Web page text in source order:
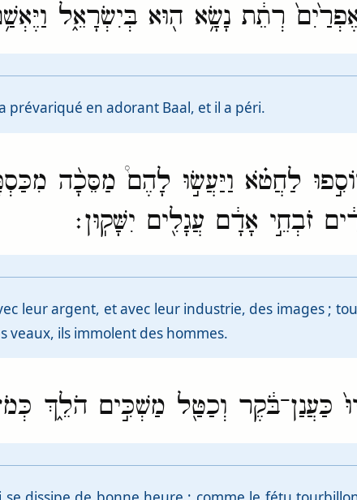
רְתֵ֔ת נָשָׂ֥א ה֖וּא בְּיִשְׂרָאֵ֑ל
prévariqué en adorant Baal, et il a péri.
לַחֲטֹ֗א וַיַּעֲשׂ֣וּ לָהֶם֩ מַסֵּכָ֨ה
זֹבְחֵ֣י אָדָ֔ם עֲגָלִ֖ים יִשָּׁקֽוּן׃
leur argent, et avec leur industrie, des images ;
veaux, ils immolent des hommes.
כַּעֲנַן־בֹּ֔קֶר וְכַטַּ֖ל מַשְׁכִּ֣ים הֹלֵ֑ךְ